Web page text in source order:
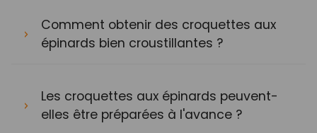
Comment obtenir des croquettes aux
épinards bien croustillantes ?
Les croquettes aux épinards peuvent-
elles être préparées à l'avance ?